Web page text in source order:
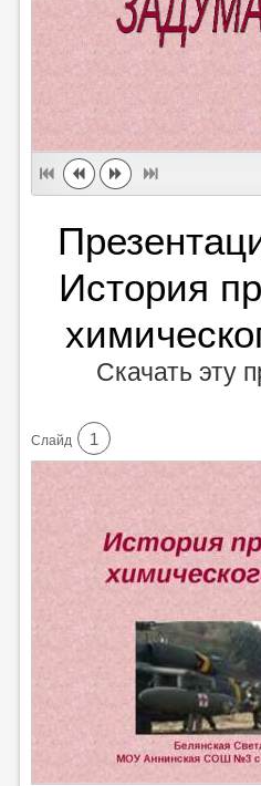
История
Скачать эту
Cлайд 1